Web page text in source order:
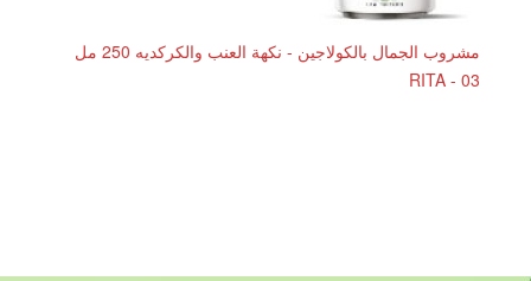
مشروب الجمال بالكولاجين - نكهة العنب والكركديه 250 مل
RITA - 03